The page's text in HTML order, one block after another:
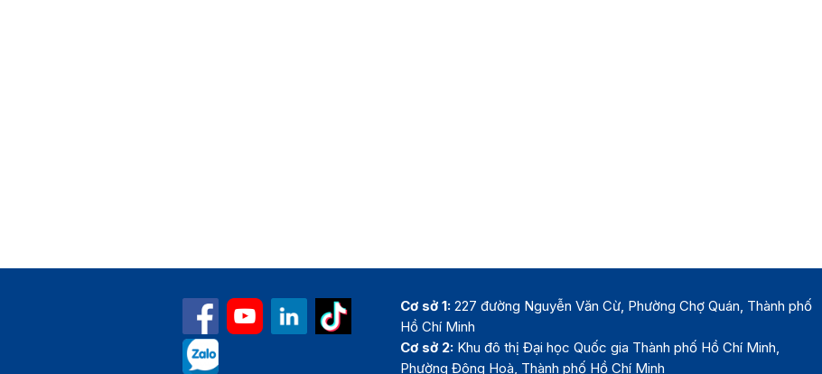
Cơ sở 1: 227 đường Nguyễn Văn Cừ, Phường Chợ Quán, Thành phố
Hồ Chí Minh
Cơ sở 2: Khu đô thị Đại học Quốc gia Thành phố Hồ Chí Minh,
Phường Đông Hoà, Thành phố Hồ Chí Minh